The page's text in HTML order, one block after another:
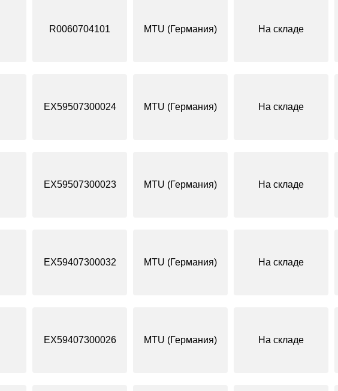
R0060704101 MTU (Германия) На складе
EX59507300024 MTU (Германия) На складе
EX59507300023 MTU (Германия) На складе
EX59407300032 MTU (Германия) На складе
EX59407300026 MTU (Германия) На складе